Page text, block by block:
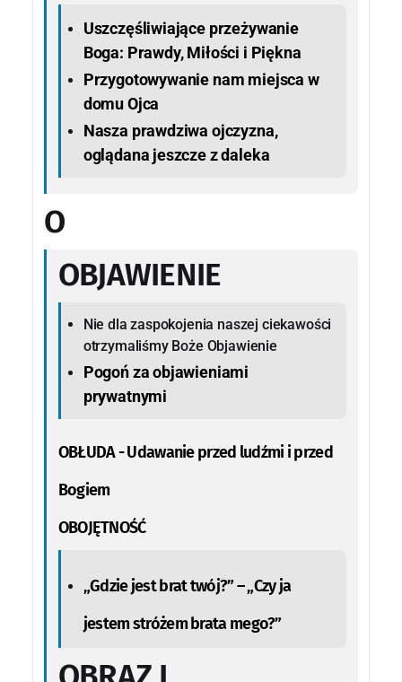
Uszczęśliwiające przeżywanie
Boga: Prawdy, Miłości i Piękna
Przygotowywanie nam miejsca w
domu Ojca
Nasza prawdziwa ojczyzna,
oglądana jeszcze z daleka
O
OBJAWIENIE
Nie dla zaspokojenia naszej ciekawości
otrzymaliśmy Boże Objawienie
Pogoń za objawieniami
prywatnymi
OBŁUDA- Udawanie przed ludźmi i przed
Bogiem
OBOJĘTNOŚĆ
„Gdzie jest brat twój?” – „Czy ja
jestem stróżem brata mego?”